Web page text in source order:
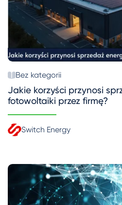
Bez kategorii
Jakie korzyści przynosi
fotowoltaiki przez firmę?
Switch Energy